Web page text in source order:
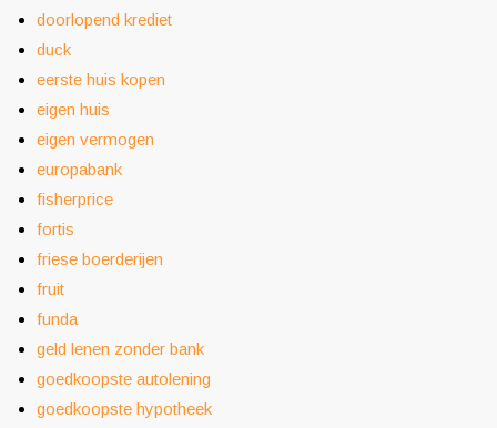
doorlopend krediet
duck
eerste huis kopen
eigen huis
eigen vermogen
europabank
fisherprice
fortis
friese boerderijen
fruit
funda
geld lenen zonder bank
goedkoopste autolening
goedkoopste hypotheek